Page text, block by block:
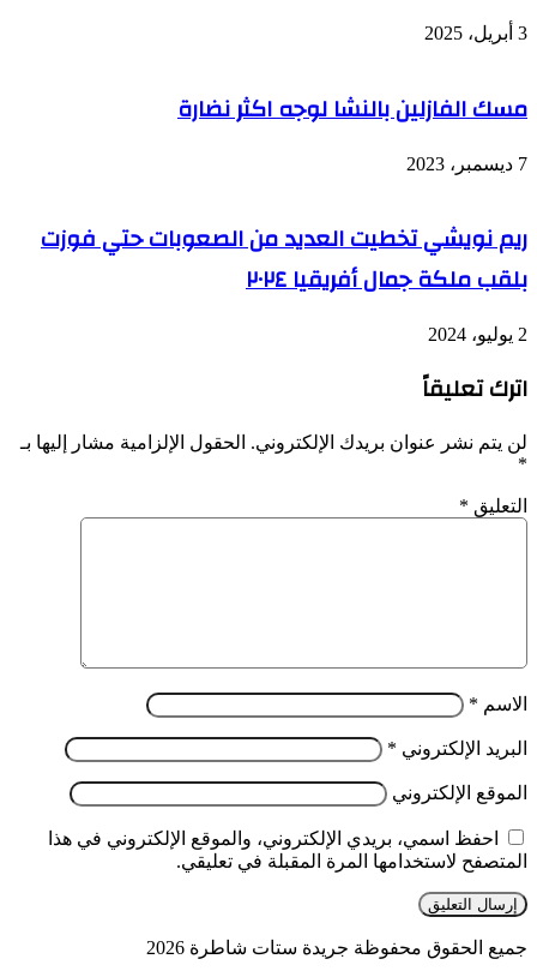
3 أبريل، 2025
مسك الفازلين بالنشا لوجه اكثر نضارة
7 ديسمبر، 2023
ريم نويشي تخطيت العديد من الصعوبات حتي فوزت
بلقب ملكة جمال أفريقيا ٢٠٢٤
2 يوليو، 2024
اترك تعليقاً
لن يتم نشر عنوان بريدك الإلكتروني. الحقول الإلزامية مشار إليها بـ
*
التعليق *
الاسم *
البريد الإلكتروني *
الموقع الإلكتروني
احفظ اسمي، بريدي الإلكتروني، والموقع الإلكتروني في هذا
المتصفح لاستخدامها المرة المقبلة في تعليقي.
جميع الحقوق محفوظة جريدة ستات شاطرة 2026